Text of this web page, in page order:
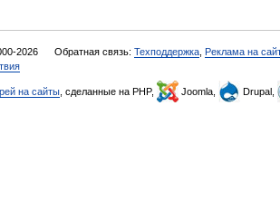
2026 Обратная связь: Техподдержка Реклама на
на сайты , сделанные на PHP, Joomla, Drupal,